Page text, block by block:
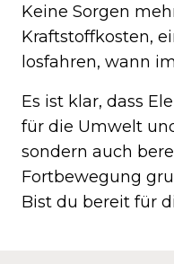
Keine Sorgen
Kraftstoffkosten,
losfahren, wann
Es ist klar, dass
für die Umwelt
sondern auch
Fortbewegung
Bist du bereit für